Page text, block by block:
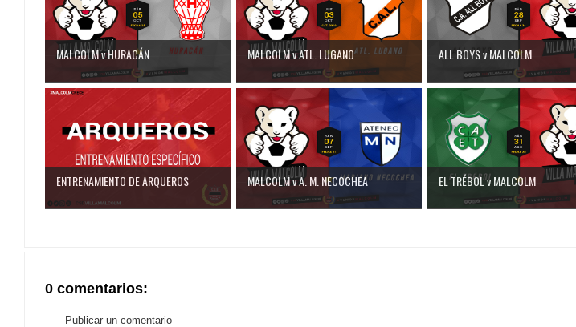
MALCOLM v HURACÁN MALCOLM v ATL. LUGANO ALL BOYS v MALCOLM
ENTRENAMIENTO DE ARQUEROS MALCOLM v A. M. NECOCHEA EL TRÉBOL v MALCOLM
0 comentarios:
Publicar un comentario